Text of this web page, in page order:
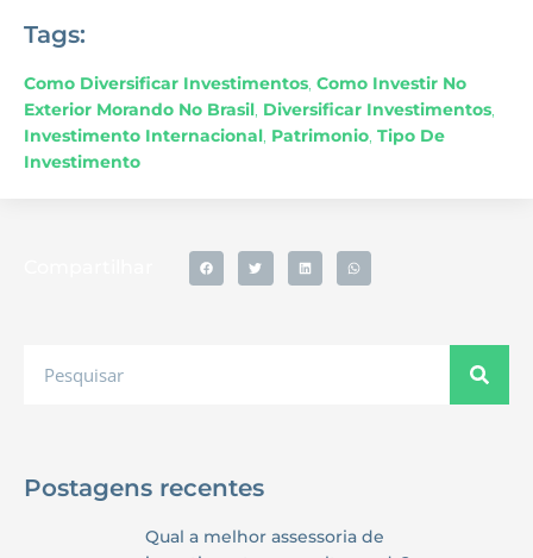
Tags:
Como Diversificar Investimentos, Como Investir No
Exterior Morando No Brasil, Diversificar Investimentos,
Investimento Internacional, Patrimonio, Tipo De
Investimento
Postagens recentes
Qual a melhor assessoria de